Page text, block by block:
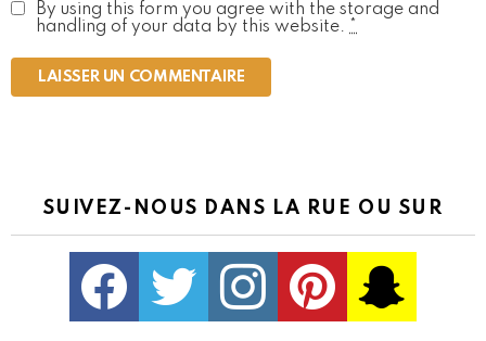
By using this form you agree with the storage and
handling of your data by this website.
SUIVEZ-NOUS DANS LA RUE OU SUR
Facebook Twitter Instagram Pinterest kljlkjlkj